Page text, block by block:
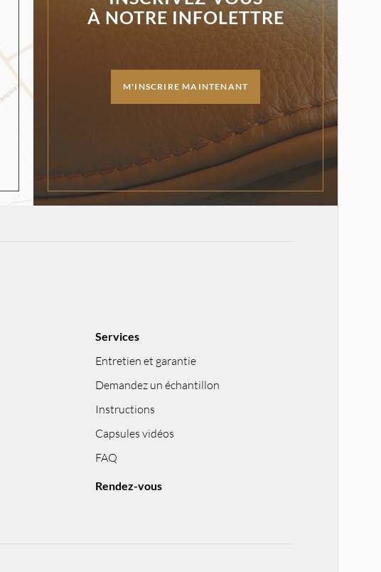
À NOTRE INFOLETTRE
M'INSCRIRE MAINTENANT
Services
Entretien et garantie
Demandez un échantillon
Instructions
Capsules vidéos
FAQ
Rendez-vous